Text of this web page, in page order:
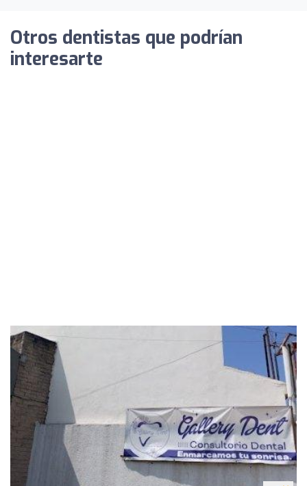
Otros dentistas que podrían
interesarte